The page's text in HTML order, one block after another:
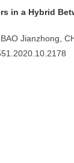
in a Hybrid
Jianzhong,